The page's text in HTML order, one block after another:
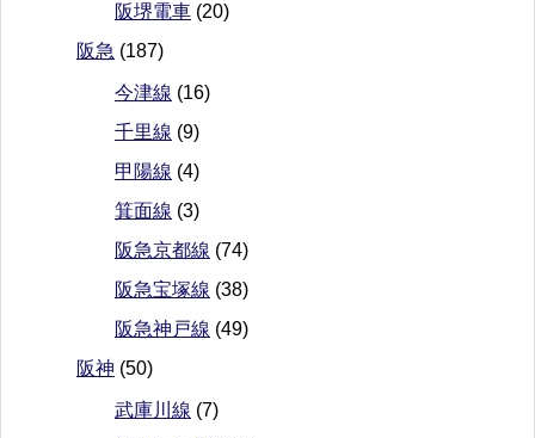
阪堺電車 (20)
阪急 (187)
今津線 (16)
千里線 (9)
甲陽線 (4)
箕面線 (3)
阪急京都線 (74)
阪急宝塚線 (38)
阪急神戸線 (49)
阪神 (50)
武庫川線 (7)